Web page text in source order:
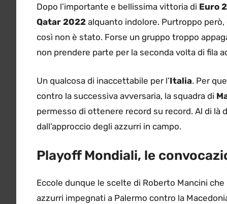
Dopo l’importante e bellissima vittoria di Euro
Qatar 2022 alquanto indolore. Purtroppo
così non è stato. Forse un gruppo troppo
non prendere parte per la seconda volta di fila
Un qualcosa di inaccettabile per l’Italia. Per
contro la successiva avversaria, la squadra di
permesso di ottenere record su record. Al di
dall’approccio degli azzurri in campo.
Playoff Mondiali, le
Eccole dunque le scelte di Roberto Mancini
azzurri impegnati a Palermo contro la